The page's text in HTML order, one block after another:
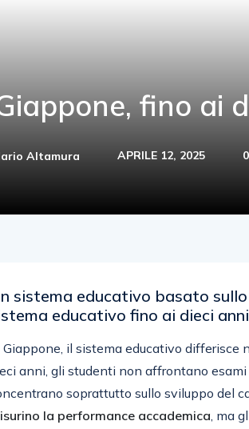
fino ai
Altamura APRILE 12, 2025 0
sistema educativo basato
educativo fino ai dieci
Giappone, il sistema educativo differisce
anni, gli studenti non affrontano
soprattutto sullo sviluppo del
la performance accademica, ma